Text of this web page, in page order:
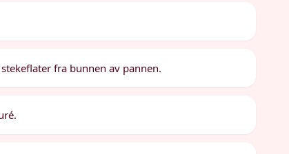
fra bunnen av pannen.